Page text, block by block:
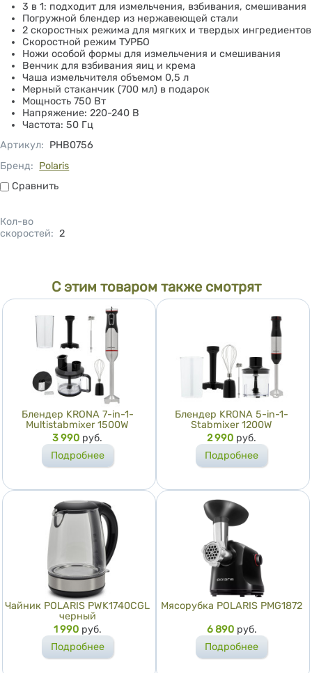
3 в 1: подходит для измельчения, взбивания, смешивания
Погружной блендер из нержавеющей стали
2 скоростных режима для мягких и твердых ингредиентов
Скоростной режим ТУРБО
Ножи особой формы для измельчения и смешивания
Венчик для взбивания яиц и крема
Чаша измельчителя объемом 0,5 л
Мерный стаканчик (700 мл) в подарок
Мощность 750 Вт
Напряжение: 220-240 В
Частота: 50 Гц
Артикул: PHB0756
Бренд: Polaris
СравнитьСравнить
Кол-во
скоростей: 2
С этим товаром также смотрят
Блендер KRONA 7-in-1-
Multistabmixer 1500W
Цена
3 990 руб.
Подробнее
Блендер KRONA 5-in-1-
Stabmixer 1200W
Цена
2 990 руб.
Подробнее
Чайник POLARIS PWK1740CGL
черный
Цена
1 990 руб.
Подробнее
Мясорубка POLARIS PMG1872
Цена
6 890 руб.
Подробнее